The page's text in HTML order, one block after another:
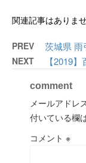
関連記事はありま
PREV 茨城県 雨
NEXT 【2019
comment
メールアドレ
付いている欄
コメント ※